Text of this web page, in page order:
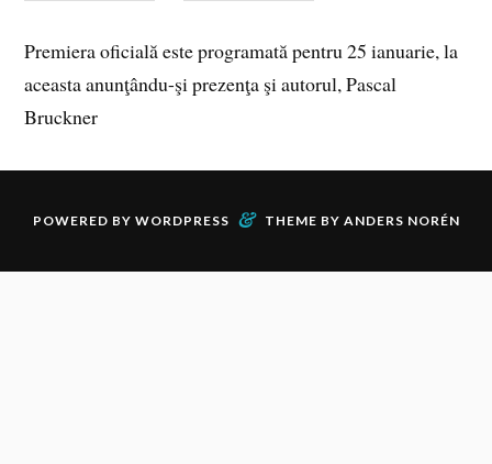
Premiera oficială este programată pentru 25 ianuarie, la
aceasta anunţându-şi prezenţa şi autorul, Pascal
Bruckner
POWERED BY WORDPRESS & THEME BY ANDERS NORÉN